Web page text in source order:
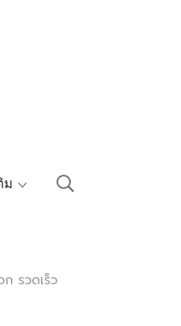
ม
รวดเร็ว